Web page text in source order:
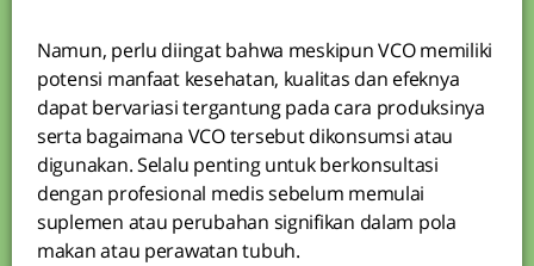
Namun, perlu diingat bahwa meskipun VCO memiliki
potensi manfaat kesehatan, kualitas dan efeknya
dapat bervariasi tergantung pada cara produksinya
serta bagaimana VCO tersebut dikonsumsi atau
digunakan. Selalu penting untuk berkonsultasi
dengan profesional medis sebelum memulai
suplemen atau perubahan signifikan dalam pola
makan atau perawatan tubuh.